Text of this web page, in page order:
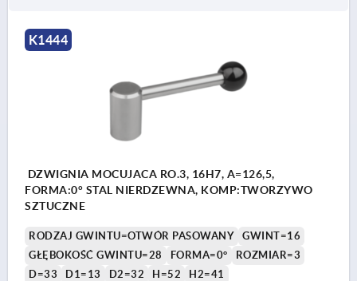
K1444
DZWIGNIA MOCUJACA RO.3, 16H7, A=126,5,
FORMA:0° STAL NIERDZEWNA, KOMP:TWORZYWO
SZTUCZNE
RODZAJ GWINTU=OTWÓR PASOWANY
GWINT=16
GŁĘBOKOŚĆ GWINTU=28
FORMA=0°
ROZMIAR=3
D=33
D1=13 D2=32 H=52
H2=41